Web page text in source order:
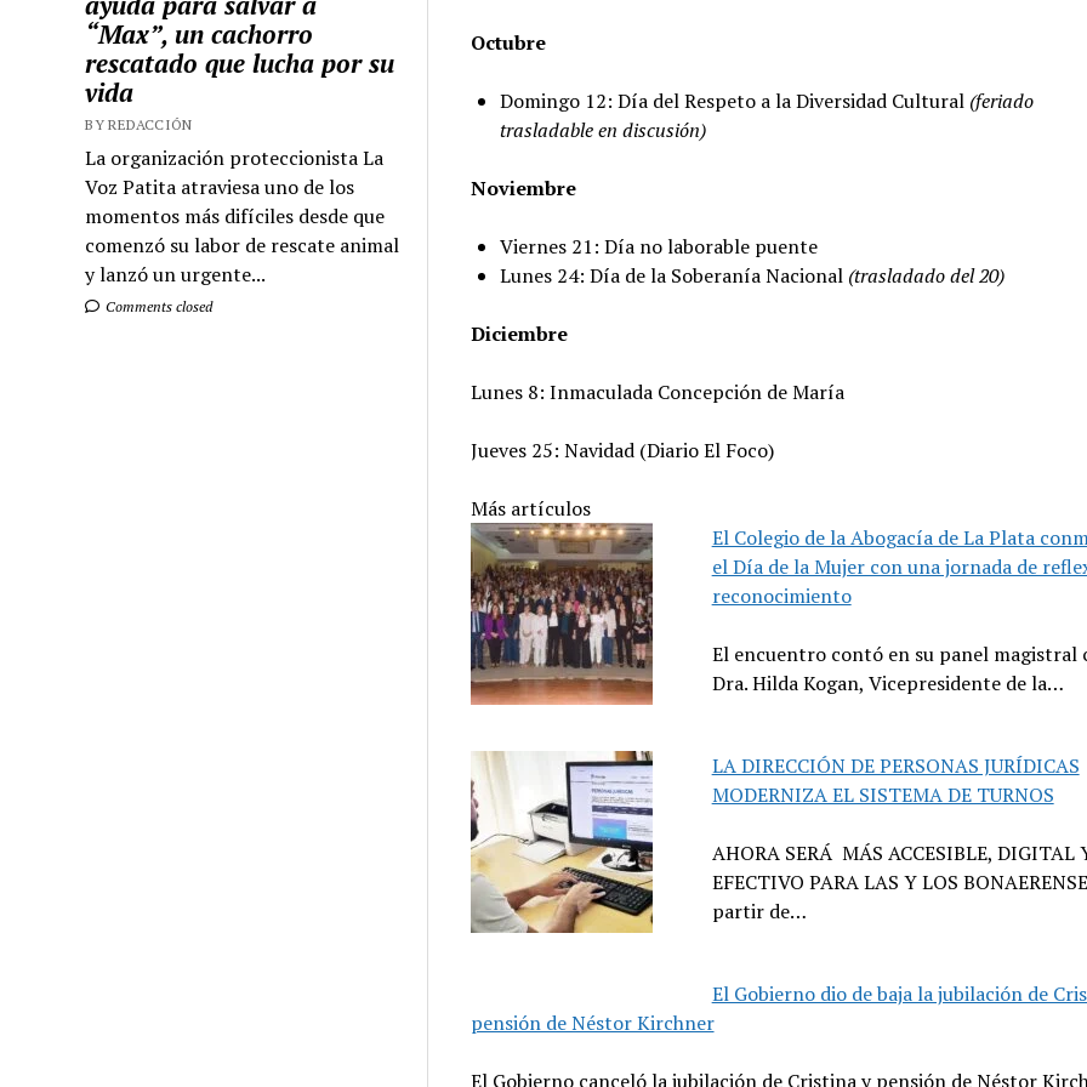
“Max”, un cachorro
rescatado que lucha por su
vida
BY REDACCIÓN
La organización proteccionista La
Voz Patita atraviesa uno de los
momentos más difíciles desde que
comenzó su labor de rescate animal
y lanzó un urgente...
Comments closed
Octubre
Domingo 12: Día del Respeto a la Diversidad Cultural (feriado
trasladable en discusión)
Noviembre
Viernes 21: Día no laborable puente
Lunes 24: Día de la Soberanía Nacional (trasladado del 20)
Diciembre
Lunes 8: Inmaculada Concepción de María
Jueves 25: Navidad (Diario El Foco)
Más artículos
El Colegio de la Abogacía de La Plata
el Día de la Mujer con una jornada de
reconocimiento
El encuentro contó en su panel magistral
Dra. Hilda Kogan, Vicepresidente de la…
LA DIRECCIÓN DE PERSONAS JURÍDICAS
MODERNIZA EL SISTEMA DE TURNOS
AHORA SERÁ MÁS ACCESIBLE, DIGITAL
EFECTIVO PARA LAS Y LOS
partir de…
El Gobierno dio de baja la jubilación de
pensión de Néstor Kirchner
El Gobierno canceló la jubilación de Cristina y pensión de Néstor